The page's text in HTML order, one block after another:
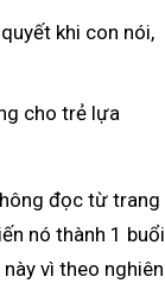
khi con nói,
cho trẻ lựa
đọc từ trang
nó thành 1 buổi
vì theo nghiên